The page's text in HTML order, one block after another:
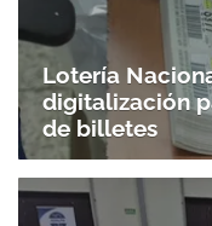
Lotería
digitalización
de billetes